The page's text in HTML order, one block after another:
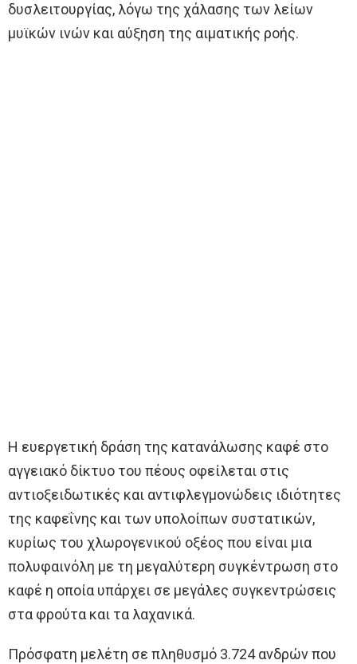
δυσλειτουργίας, λόγω της χάλασης των λείων
μυϊκών ινών και αύξηση της αιματικής ροής.
Η ευεργετική δράση της κατανάλωσης καφέ στο
αγγειακό δίκτυο του πέους οφείλεται στις
αντιοξειδωτικές και αντιφλεγμονώδεις ιδιότητες
της καφεΐνης και των υπολοίπων συστατικών,
κυρίως του χλωρογενικού οξέος που είναι μια
πολυφαινόλη με τη μεγαλύτερη συγκέντρωση στο
καφέ η οποία υπάρχει σε μεγάλες συγκεντρώσεις
στα φρούτα και τα λαχανικά.
Πρόσφατη μελέτη σε πληθυσμό 3.724 ανδρών που